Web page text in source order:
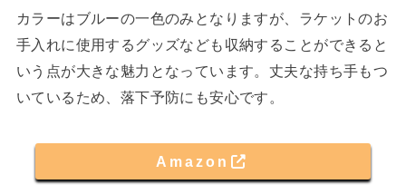
カラーはブルーの一色のみとなりますが、ラケットのお
手入れに使用するグッズなども収納することができると
いう点が大きな魅力となっています。丈夫な持ち手もつ
いているため、落下予防にも安心です。
Amazon